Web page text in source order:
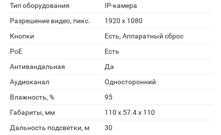
Тип оборудования
IP-камера
Разрешение видео, пикс.
1920 x 1080
Кнопки
Есть, Аппаратный сброс
PoE
Есть
Антивандальная
Да
Аудиоканал
Односторонний
Влажность, %
95
Габариты, мм
110 x 57.4 x 110
Дальность подсветки, м
30